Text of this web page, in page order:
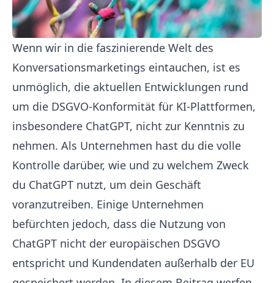
Wenn wir in die faszinierende Welt des
Konversationsmarketings eintauchen, ist es
unmöglich, die aktuellen Entwicklungen rund
um die DSGVO-Konformität für KI-Plattformen,
insbesondere ChatGPT, nicht zur Kenntnis zu
nehmen. Als Unternehmen hast du die volle
Kontrolle darüber, wie und zu welchem ​​Zweck
du ChatGPT nutzt, um dein Geschäft
voranzutreiben. Einige Unternehmen
befürchten jedoch, dass die Nutzung von
ChatGPT nicht der europäischen DSGVO
entspricht und Kundendaten außerhalb der EU